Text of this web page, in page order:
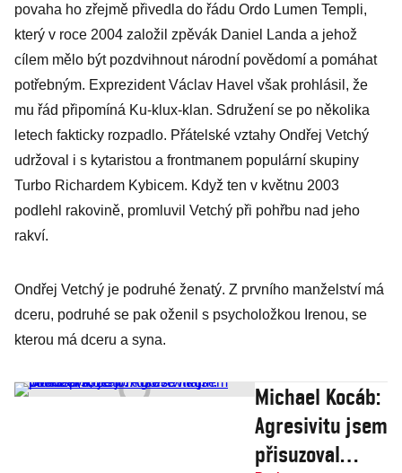
povaha ho zřejmě přivedla do řádu Ordo Lumen Templi,
který v roce 2004 založil zpěvák Daniel Landa a jehož
cílem mělo být pozdvihnout národní povědomí a pomáhat
potřebným. Exprezident Václav Havel však prohlásil, že
mu řád připomíná Ku-klux-klan. Sdružení se po několika
letech fakticky rozpadlo. Přátelské vztahy Ondřej Vetchý
udržoval i s kytaristou a frontmanem populární skupiny
Turbo Richardem Kybicem. Když ten v květnu 2003
podlehl rakovině, promluvil Vetchý při pohřbu nad jeho
rakví.
Ondřej Vetchý je podruhé ženatý. Z prvního manželství má
dceru, podruhé se pak oženil s psycholožkou Irenou, se
kterou má dceru a syna.
Michael Kocáb:
Agresivitu jsem
přisuzoval